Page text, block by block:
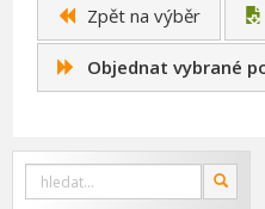
Zpět na výběr
Objednat vybrané
Vyhledat
OK